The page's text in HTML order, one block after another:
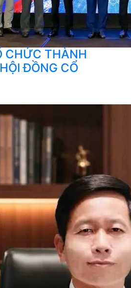
CHỨC THÀNH
ĐỒNG CỔ